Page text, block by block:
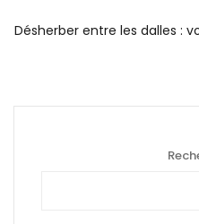
Désherber entre les dalles :